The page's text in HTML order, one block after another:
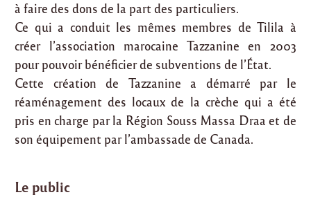
à faire des dons de la part des particuliers.
Ce qui a conduit les mêmes membres de Tilila à
créer l’association marocaine Tazzanine en 2003
pour pouvoir bénéficier de subventions de l’État.
Cette création de Tazzanine a démarré par le
réaménagement des locaux de la crèche qui a été
pris en charge par la Région Souss Massa Draa et de
son équipement par l’ambassade de Canada.
Le public